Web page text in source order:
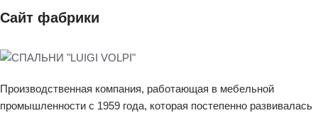
Сайт фабрики
Производственная компания, работающая в мебельной
промышленности с 1959 года, которая постепенно развивалась